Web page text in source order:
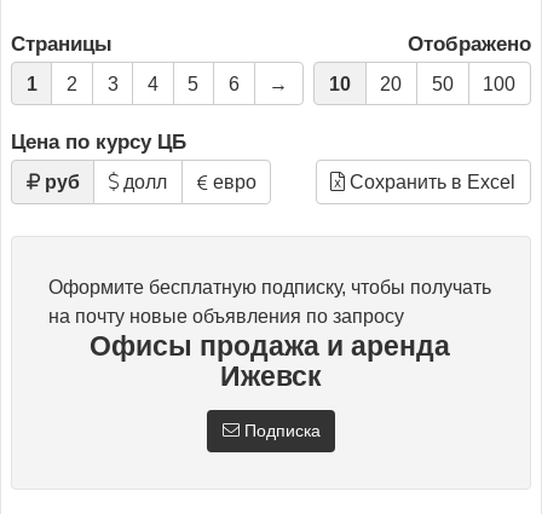
Страницы
1 2 3 4 5 6 →
Отображено
10 20 50 100
Цена по курсу ЦБ
руб долл евро Сохранить в Excel
Оформите бесплатную подписку, чтобы получать
на почту новые объявления по запросу
Офисы продажа и аренда
Ижевск
Подписка